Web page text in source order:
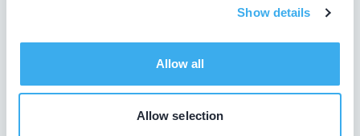
Show details
Allow all
Allow selection
Praktijk website